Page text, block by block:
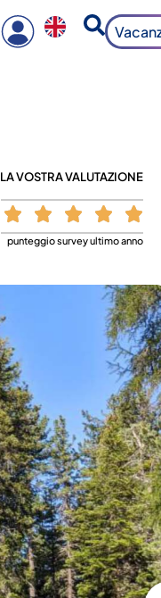
LA VOSTRA VALUTAZIONE
punteggio survey ultimo anno